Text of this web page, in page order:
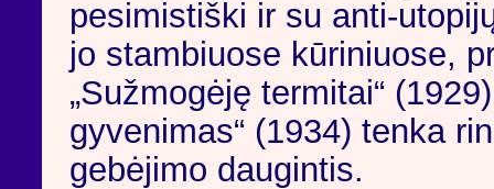
pesimistiški ir su anti-
jo stambiuose kūriniuose,
„Sužmogėję termitai“
gyvenimas“ (1934) tenka
gebėjimo daugintis.